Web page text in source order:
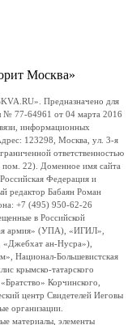
Москва»
Предназначено для
№ 77-64961 от 04 марта 2016
информационных
123298, Москва, ул. 3-я
ответственностью
22). Доменное имя сайта
Федерация и
редактор Бабаян Роман
+7 (495) 950-62-26
в Российской
армия» (УПА), «ИГИЛ»,
ан-Нусра»),
Национал-Большевистская
крымско-татарского
Корчинского,
центр Свидетелей Иеговы
организации.
материалы, элементы